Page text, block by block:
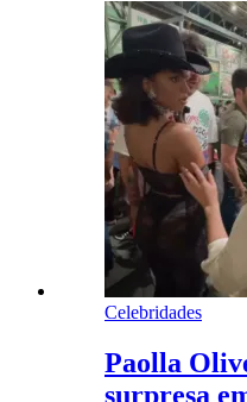
Celebridades
Paolla
surpresa